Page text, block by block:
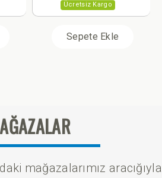
Ücretsiz Kargo
Sepete Ekle
mağazalarımız aracığıyla